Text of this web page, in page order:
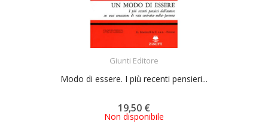
Giunti Editore
Modo di essere. I più recenti pensieri...
19,50 €
Non disponibile